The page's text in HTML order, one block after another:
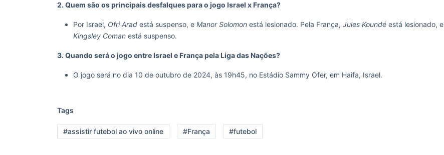
2. Quem são os principais desfalques para o jogo Israel x França?
Por Israel, Ofri Arad está suspenso, e Manor Solomon está lesionado. Pela França, Jules Koundé está lesionado, e
Kingsley Coman está suspenso.
3. Quando será o jogo entre Israel e França pela Liga das Nações?
O jogo será no dia 10 de outubro de 2024, às 19h45, no Estádio Sammy Ofer, em Haifa, Israel.
Tags
#assistir futebol ao vivo online #França #futebol